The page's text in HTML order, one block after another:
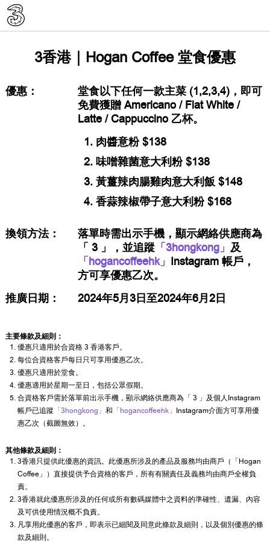
3香港｜Hogan Coffee 堂食優惠
優惠：
堂食以下任何一款主菜 (1,2,3,4)，即可
免費獲贈 Americano / Flat White /
Latte / Cappuccino 乙杯。
肉醬意粉 $138
味噌雜菌意大利粉 $138
黃薑辣肉腸雞肉意大利飯 $148
香蒜辣椒帶子意大利粉 $168
換領方法：
落單時需出示手機，顯示網絡供應商為
「 3 」，並追蹤 「3hongkong」及
「hogancoffeehk」
Instagram 帳戶，
方可享優惠乙次。
推廣日期：
2024年5月3日至2024年6月2日
主要條款及細則：
優惠只適用於合資格 3 香港客戶。
每位合資格客戶每日只可享用優惠乙次。
優惠只適用於堂食。
優惠適用於星期一至日，包括公眾假期。
合資格客戶需於落單前出示手機，顯示網絡供應商為「 3 」及個人Instagram
帳戶已追蹤 「3hongkong」 和 「hogancoffeehk」
Instagram介面方可享用優
惠乙次（截圖無效）。
其他條款及細則：
3香港只提供此優惠的資訊。此優惠所涉及的產品及服務均由商戶（「Hogan
Coffee」）直接提供予合資格的客戶，所有有關責任及義務均由商戶全權負
責。
3香港就此優惠所涉及的任何或所有數碼媒體中之資料的準確性、遺漏、內容
及可供使用情況概不負責。
凡享用此優惠的客戶，即表示已細閱及同意此條款及細則，以及個別優惠的條
款及細則。